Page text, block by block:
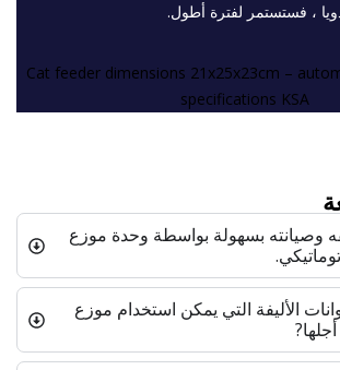
، فستستمر لفترة أطول.
وصيانته بسهولة بواسطة وحدة موزع
الأليفة التي يمكن استخدام موزع